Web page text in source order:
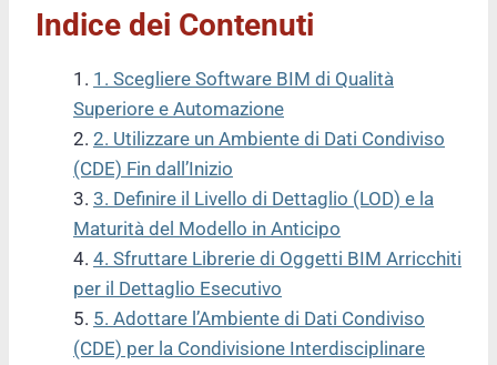
Indice dei Contenuti
1. Scegliere Software BIM di Qualità
Superiore e Automazione
2. Utilizzare un Ambiente di Dati Condiviso
(CDE) Fin dall’Inizio
3. Definire il Livello di Dettaglio (LOD) e la
Maturità del Modello in Anticipo
4. Sfruttare Librerie di Oggetti BIM Arricchiti
per il Dettaglio Esecutivo
5. Adottare l’Ambiente di Dati Condiviso
(CDE) per la Condivisione Interdisciplinare